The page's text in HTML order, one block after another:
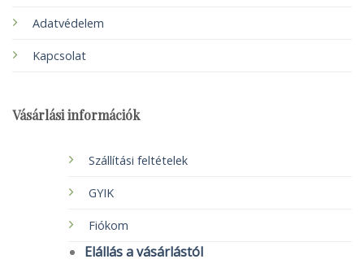
Adatvédelem
Kapcsolat
Vásárlási információk
Szállítási feltételek
GYIK
Fiókom
Elállás a vásárlástól